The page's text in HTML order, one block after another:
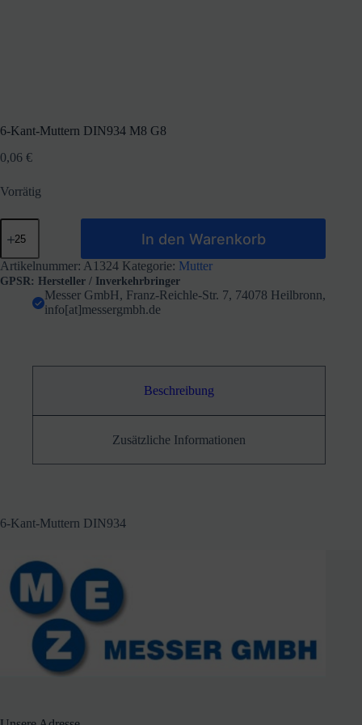
6-Kant-Muttern DIN934 M8 G8
0,06 €
Vorrätig
6-
Kant-
DIN934
M8
Menge
In den Warenkorb
Artikelnummer: A1324 Kategorie: Mutter
GPSR: Hersteller / Inverkehrbringer
Messer GmbH, Franz-Reichle-Str. 7, 74078 Heilbronn,
info[at]messergmbh.de
Beschreibung
Zusätzliche Informationen
6-Kant-Muttern DIN934